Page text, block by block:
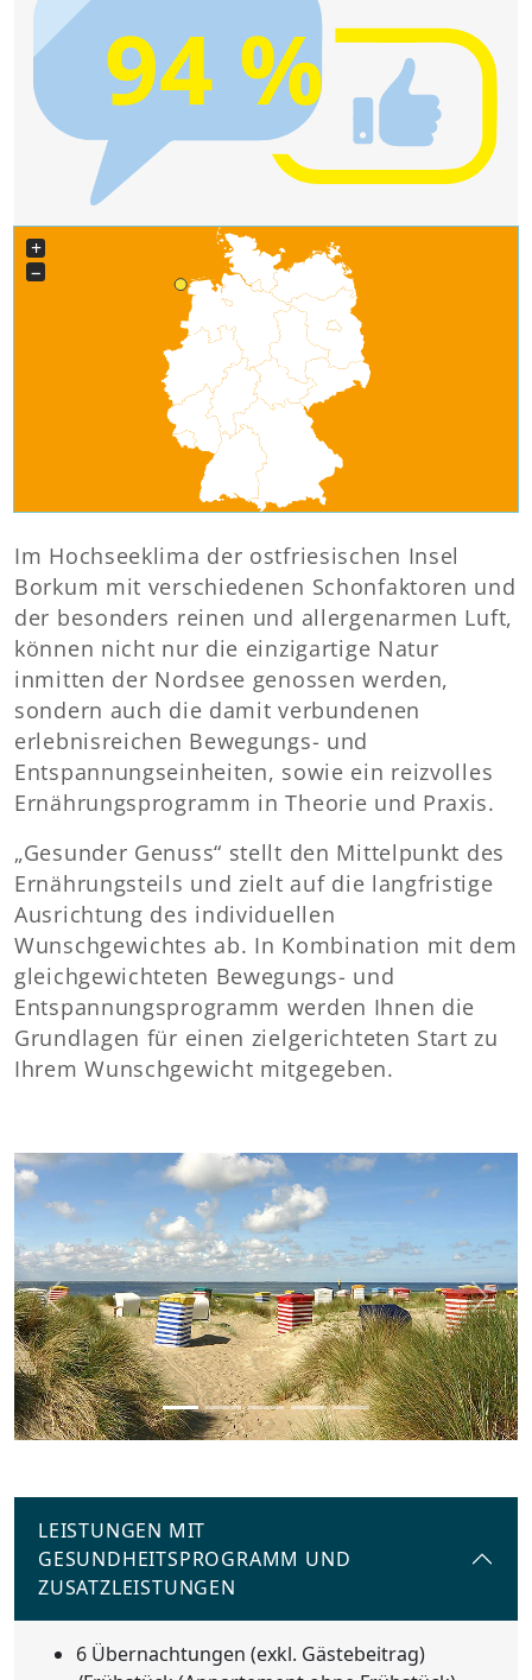
94 %
+
−
Im Hochseeklima der ostfriesischen Insel
Borkum mit verschiedenen Schonfaktoren und
der besonders reinen und allergenarmen Luft,
können nicht nur die einzigartige Natur
inmitten der Nordsee genossen werden,
sondern auch die damit verbundenen
erlebnisreichen Bewegungs- und
Entspannungseinheiten, sowie ein reizvolles
Ernährungsprogramm in Theorie und Praxis.
„Gesunder Genuss“ stellt den Mittelpunkt des
Ernährungsteils und zielt auf die langfristige
Ausrichtung des individuellen
Wunschgewichtes ab. In Kombination mit dem
gleichgewichteten Bewegungs- und
Entspannungsprogramm werden Ihnen die
Grundlagen für einen zielgerichteten Start zu
Ihrem Wunschgewicht mitgegeben.
Previous Next
LEISTUNGEN MIT
GESUNDHEITSPROGRAMM UND
ZUSATZLEISTUNGEN
6 Übernachtungen (exkl. Gästebeitrag)